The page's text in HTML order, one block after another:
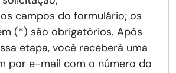
campos do formulário; os
(*) são obrigatórios. Após
etapa, você receberá uma
por e-mail com o número do